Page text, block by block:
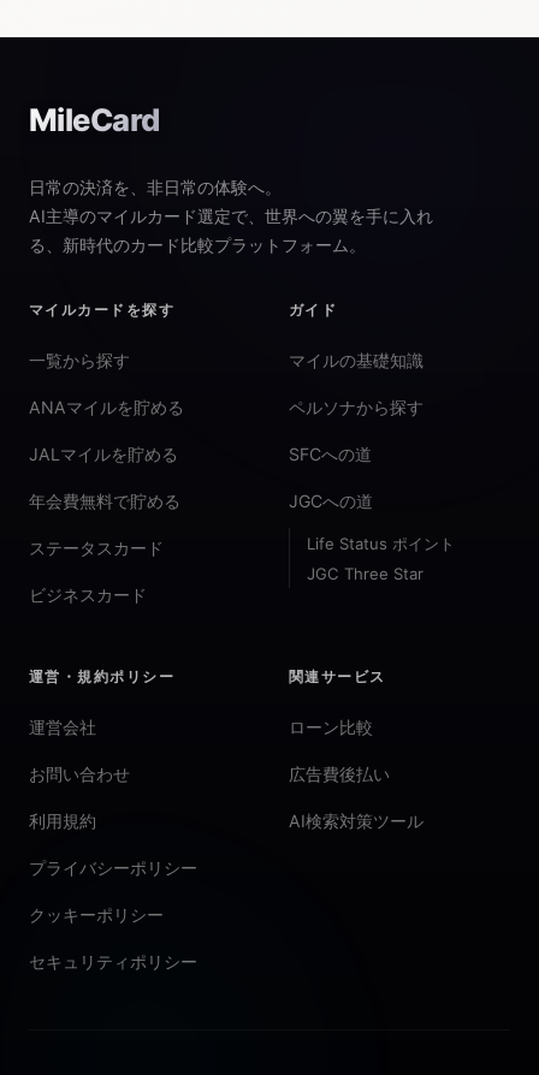
MileCard
日常の決済を、非日常の体験へ。
AI主導のマイルカード選定で、世界への翼を手に入れ
る、新時代のカード比較プラットフォーム。
マイルカードを探す
一覧から探す
ANAマイルを貯める
JALマイルを貯める
年会費無料で貯める
ステータスカード
ビジネスカード
ガイド
マイルの基礎知識
ペルソナから探す
SFCへの道
JGCへの道
Life Status ポイント
JGC Three Star
運営・規約ポリシー
運営会社
お問い合わせ
利用規約
プライバシーポリシー
クッキーポリシー
セキュリティポリシー
関連サービス
ローン比較
広告費後払い
AI検索対策ツール